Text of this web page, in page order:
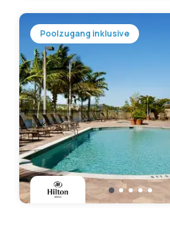
Poolzugang inklusive